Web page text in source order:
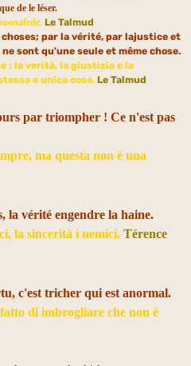
de le léser.
Le Talmud
par la vérité, par lajustice et
sont qu'une seule et même chose.
: la verità, la giustizia e la
e unica cosa. Le Talmud
par triompher ! Ce n'est pas
ma questa non è una
la vérité engendre la haine.
la sincerità i nemici. Térence
c'est tricher qui est anormal.
di imbrogliare che non è